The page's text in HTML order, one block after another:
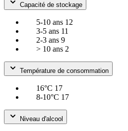
Capacité de stockage
5-10 ans 12
3-5 ans 11
2-3 ans 9
> 10 ans 2
Température de consommation
16°C 17
8-10°C 17
Niveau d'alcool